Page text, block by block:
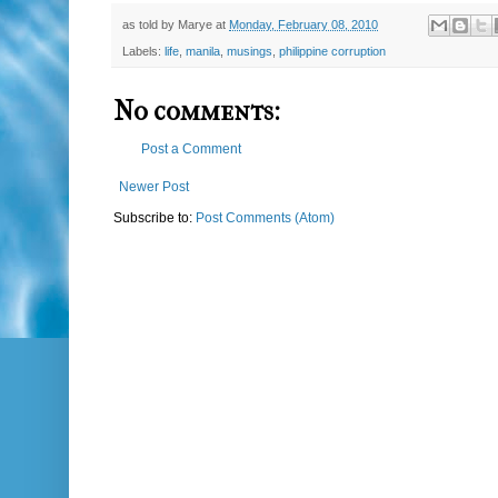
as told by Marye at Monday, February 08, 2010
Labels: life manila musings philippine corruption
No comments:
Post a Comment
Newer Post
Subscribe to: Post Comments (Atom)